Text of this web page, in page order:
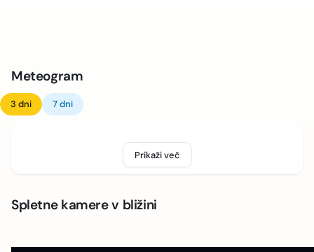
Meteogram
3 dni 7 dni
Prikaži več
Spletne kamere v bližini